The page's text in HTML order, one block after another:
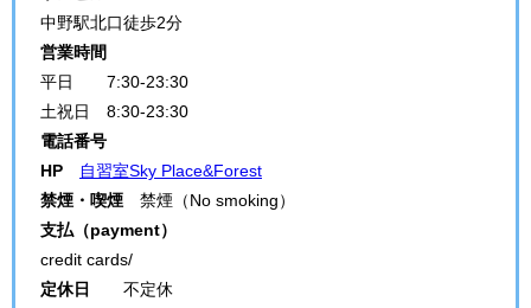
中野駅北口徒歩2分
営業時間
平日 7:30-23:30
土祝日 8:30-23:30
電話番号
HP
自習室Sky Place&Forest
禁煙・喫煙 禁煙（No smoking）
支払（payment）
credit cards/
定休日
不定休